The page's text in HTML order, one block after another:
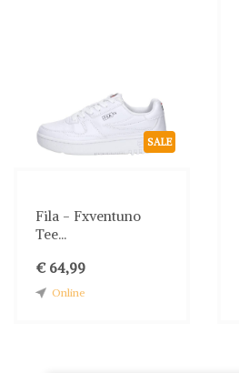
SALE
Fila - Fxventuno
Tee...
€ 64,99
Online